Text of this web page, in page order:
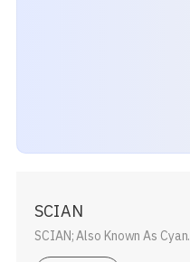
SCIAN
SCIAN; Also Known As Cyan.